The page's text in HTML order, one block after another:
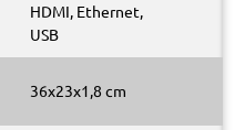
HDMI, Ethernet,
USB
36x23x1,8 cm